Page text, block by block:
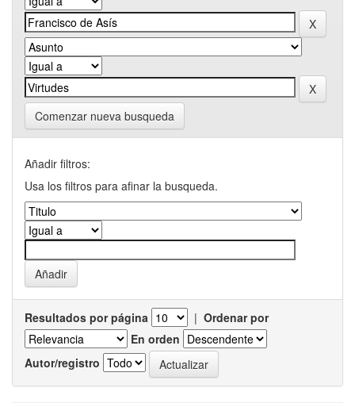
Comenzar nueva busqueda
Añadir filtros:
Usa los filtros para afinar la busqueda.
Resultados por página | Ordenar por
En orden
Autor/registro